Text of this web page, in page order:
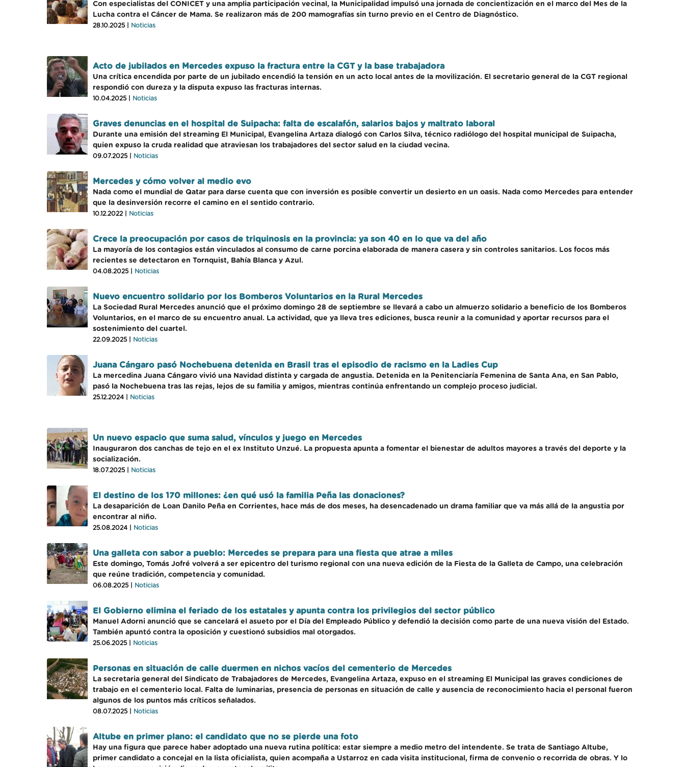
Con especialistas del CONICET y una amplia participación vecinal, la Municipalidad impulsó una jornada de concientización en el marco del Mes de la
Lucha contra el Cáncer de Mama. Se realizaron más de 200 mamografías sin turno previo en el Centro de Diagnóstico.
28.10.2025 | Noticias
Acto de jubilados en Mercedes expuso la fractura entre la CGT y la base trabajadora
Una crítica encendida por parte de un jubilado encendió la tensión en un acto local antes de la movilización. El secretario general de la CGT regional
respondió con dureza y la disputa expuso las fracturas internas.
10.04.2025 | Noticias
Graves denuncias en el hospital de Suipacha: falta de escalafón, salarios bajos y maltrato laboral
Durante una emisión del streaming El Municipal, Evangelina Artaza dialogó con Carlos Silva, técnico radiólogo del hospital municipal de Suipacha,
quien expuso la cruda realidad que atraviesan los trabajadores del sector salud en la ciudad vecina.
09.07.2025 | Noticias
Mercedes y cómo volver al medio evo
Nada como el mundial de Qatar para darse cuenta que con inversión es posible convertir un desierto en un oasis. Nada como Mercedes para entender
que la desinversión recorre el camino en el sentido contrario.
10.12.2022 | Noticias
Crece la preocupación por casos de triquinosis en la provincia: ya son 40 en lo que va del año
La mayoría de los contagios están vinculados al consumo de carne porcina elaborada de manera casera y sin controles sanitarios. Los focos más
recientes se detectaron en Tornquist, Bahía Blanca y Azul.
04.08.2025 | Noticias
Nuevo encuentro solidario por los Bomberos Voluntarios en la Rural Mercedes
La Sociedad Rural Mercedes anunció que el próximo domingo 28 de septiembre se llevará a cabo un almuerzo solidario a beneficio de los Bomberos
Voluntarios, en el marco de su encuentro anual. La actividad, que ya lleva tres ediciones, busca reunir a la comunidad y aportar recursos para el
sostenimiento del cuartel.
22.09.2025 | Noticias
Juana Cángaro pasó Nochebuena detenida en Brasil tras el episodio de racismo en la Ladies Cup
La mercedina Juana Cángaro vivió una Navidad distinta y cargada de angustia. Detenida en la Penitenciaría Femenina de Santa Ana, en San Pablo,
pasó la Nochebuena tras las rejas, lejos de su familia y amigos, mientras continúa enfrentando un complejo proceso judicial.
25.12.2024 | Noticias
Un nuevo espacio que suma salud, vínculos y juego en Mercedes
Inauguraron dos canchas de tejo en el ex Instituto Unzué. La propuesta apunta a fomentar el bienestar de adultos mayores a través del deporte y la
socialización.
18.07.2025 | Noticias
El destino de los 170 millones: ¿en qué usó la familia Peña las donaciones?
La desaparición de Loan Danilo Peña en Corrientes, hace más de dos meses, ha desencadenado un drama familiar que va más allá de la angustia por
encontrar al niño.
25.08.2024 | Noticias
Una galleta con sabor a pueblo: Mercedes se prepara para una fiesta que atrae a miles
Este domingo, Tomás Jofré volverá a ser epicentro del turismo regional con una nueva edición de la Fiesta de la Galleta de Campo, una celebración
que reúne tradición, competencia y comunidad.
06.08.2025 | Noticias
El Gobierno elimina el feriado de los estatales y apunta contra los privilegios del sector público
Manuel Adorni anunció que se cancelará el asueto por el Día del Empleado Público y defendió la decisión como parte de una nueva visión del Estado.
También apuntó contra la oposición y cuestionó subsidios mal otorgados.
25.06.2025 | Noticias
Personas en situación de calle duermen en nichos vacíos del cementerio de Mercedes
La secretaria general del Sindicato de Trabajadores de Mercedes, Evangelina Artaza, expuso en el streaming El Municipal las graves condiciones de
trabajo en el cementerio local. Falta de luminarias, presencia de personas en situación de calle y ausencia de reconocimiento hacia el personal fueron
algunos de los puntos más críticos señalados.
08.07.2025 | Noticias
Altube en primer plano: el candidato que no se pierde una foto
Hay una figura que parece haber adoptado una nueva rutina política: estar siempre a medio metro del intendente. Se trata de Santiago Altube,
primer candidato a concejal en la lista oficialista, quien acompaña a Ustarroz en cada visita institucional, firma de convenio o recorrida de obras. Y lo